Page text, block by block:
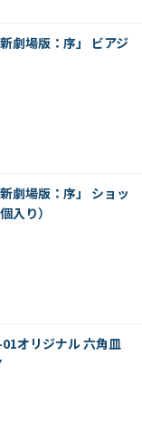
劇場版：序」 ビアジ
劇場版：序」 ショッ
入り）
オリジナル 六角皿